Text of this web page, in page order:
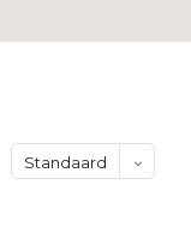
Standaard